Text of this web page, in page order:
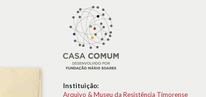
Instituição:
Arquivo & Museu da Resistência Timorense